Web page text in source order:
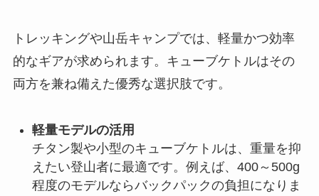
トレッキングや山岳キャンプでは、軽量かつ効率
的なギアが求められます。キューブケトルはその
両方を兼ね備えた優秀な選択肢です。
軽量モデルの活用
チタン製や小型のキューブケトルは、重量を抑
えたい登山者に最適です。例えば、400～500g
程度のモデルならバックパックの負担になりま